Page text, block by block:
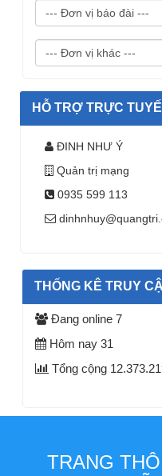
HỖ TRỢ TRỰC
ĐINH NHƯ Ý
Quản trị mạng
0935 599 113
THỐNG KÊ TRUY
Đang online 7
Hôm nay 31
Tổng cộng
TRANG